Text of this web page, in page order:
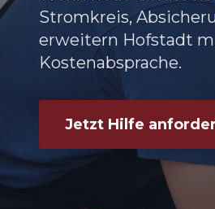
Stromkreis,
erweitern Hofstadt
Kostenabsprache.
Jetzt Hilfe